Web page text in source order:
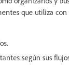
que utiliza
según sus